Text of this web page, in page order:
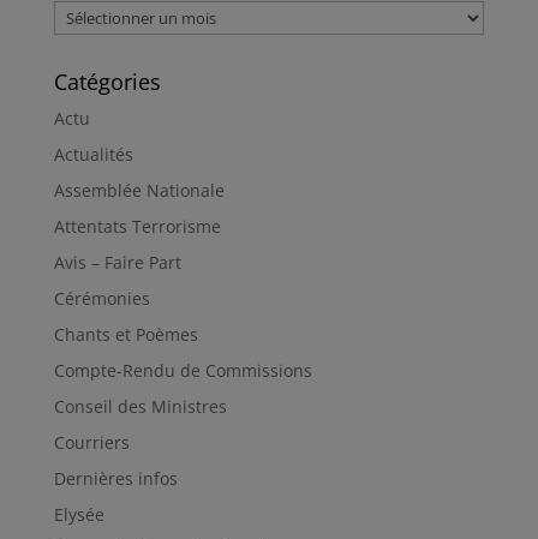
Archives
Catégories
Actu
Actualités
Assemblée Nationale
Attentats Terrorisme
Avis – Faire Part
Cérémonies
Chants et Poèmes
Compte-Rendu de Commissions
Conseil des Ministres
Courriers
Dernières infos
Elysée